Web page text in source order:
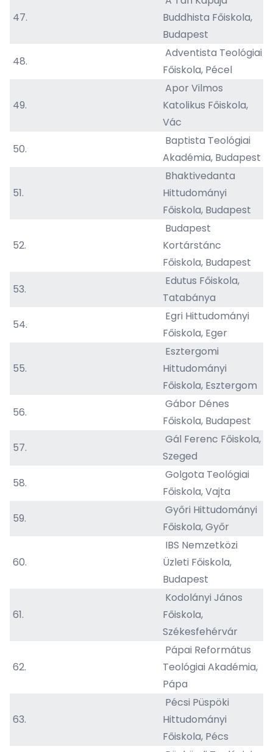
47.
Buddhista Főiskola,
Budapest
48.
Adventista Teológiai
Főiskola, Pécel
49.
Apor Vilmos
Katolikus Főiskola,
Vác
50.
Baptista Teológiai
Akadémia, Budapest
51.
Bhaktivedanta
Hittudományi
Főiskola, Budapest
52.
Budapest
Kortárstánc
Főiskola, Budapest
53.
Edutus Főiskola,
Tatabánya
54.
Egri Hittudományi
Főiskola, Eger
55.
Esztergomi
Hittudományi
Főiskola, Esztergom
56.
Gábor Dénes
Főiskola, Budapest
57.
Gál Ferenc Főiskola,
Szeged
58.
Golgota Teológiai
Főiskola, Vajta
59.
Győri Hittudományi
Főiskola, Győr
60.
IBS Nemzetközi
Üzleti Főiskola,
Budapest
61.
Kodolányi János
Főiskola,
Székesfehérvár
62.
Pápai Református
Teológiai Akadémia,
Pápa
63.
Pécsi Püspöki
Hittudományi
Főiskola, Pécs